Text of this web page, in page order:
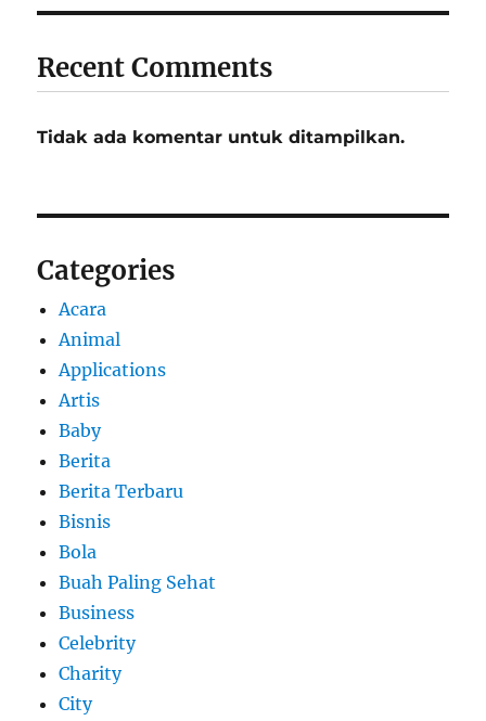
Recent Comments
Tidak ada komentar untuk ditampilkan.
Categories
Acara
Animal
Applications
Artis
Baby
Berita
Berita Terbaru
Bisnis
Bola
Buah Paling Sehat
Business
Celebrity
Charity
City